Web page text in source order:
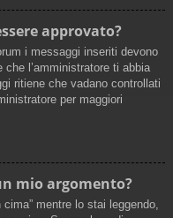
approvato?
i messaggi inseriti devono
l’amministratore ti abbia
ritiene che vadano controllati
per maggiori
mio argomento?
mentre lo stai leggendo,